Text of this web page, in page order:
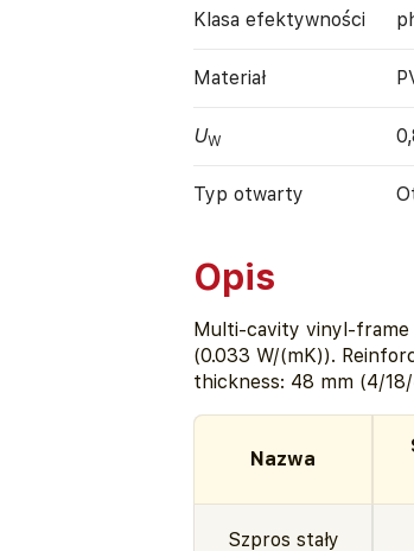
Klasa efektywności
Materiał
UW
Typ otwarty
Opis
Multi-cavity vinyl-
(0.033 W/(mK)).
thickness: 48 mm (4/
Nazwa
Szpros stały